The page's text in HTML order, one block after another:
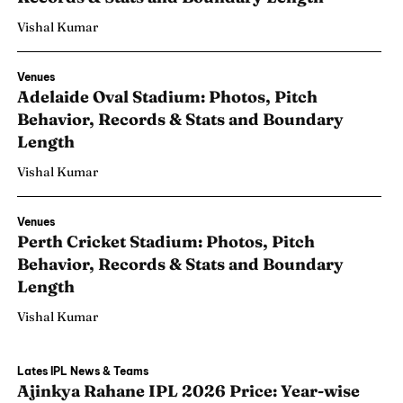
Vishal Kumar
Venues
Adelaide Oval Stadium: Photos, Pitch
Behavior, Records & Stats and Boundary
Length
Vishal Kumar
Venues
Perth Cricket Stadium: Photos, Pitch
Behavior, Records & Stats and Boundary
Length
Vishal Kumar
Lates IPL News & Teams
Ajinkya Rahane IPL 2026 Price: Year-wise